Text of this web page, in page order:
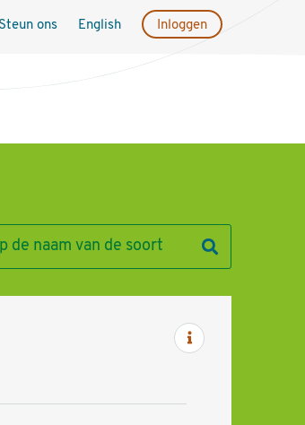
Steun ons English Inloggen
Informatie